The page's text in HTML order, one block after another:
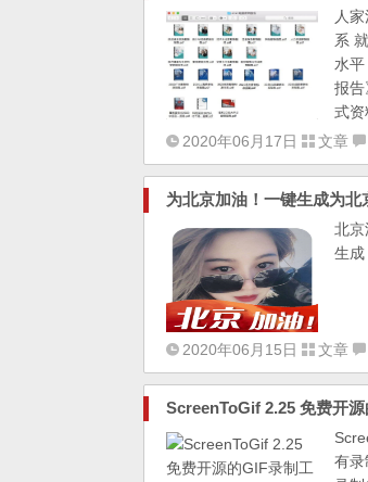
人
系
水平
报告
式资
2020年06月17日
文章
为北京加油！一键生成为北
北
生成
2020年06月15日 文章
ScreenToGif 2.25 免费开
有录